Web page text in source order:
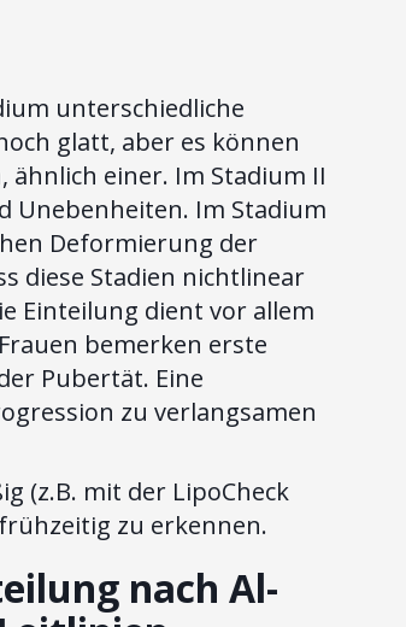
unterschiedliche
glatt, aber es können
einer. Im Stadium II
Unebenheiten. Im Stadium
Deformierung der
diese Stadien nichtlinear
Einteilung dient vor allem
bemerken erste
Pubertät. Eine
zu verlangsamen
(z.B. mit der LipoCheck
zu erkennen.
nach Al-